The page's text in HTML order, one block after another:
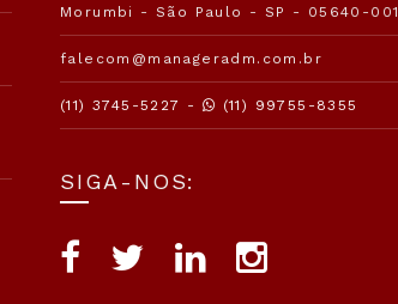
Morumbi - São Paulo - SP - 05640-001
falecom@manageradm.com.br
(11) 3745-5227 - (11) 99755-8355
SIGA-NOS: